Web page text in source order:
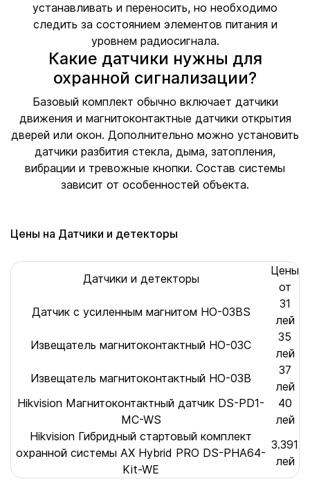
устанавливать и переносить, но необходимо
следить за состоянием элементов питания и
уровнем радиосигнала.
Какие датчики нужны для
охранной сигнализации?
Базовый комплект обычно включает датчики
движения и магнитоконтактные датчики открытия
дверей или окон. Дополнительно можно установить
датчики разбития стекла, дыма, затопления,
вибрации и тревожные кнопки. Состав системы
зависит от особенностей объекта.
Цены на Датчики и детекторы
Датчики и детекторы
Цены
от
Датчик с усиленным магнитом HO-03BS
31
лей
Извещатель магнитоконтактный HO-03C
35
лей
Извещатель магнитоконтактный HO-03B
37
лей
Hikvision Магнитоконтактный датчик DS-PD1-
MC-WS
40
лей
Hikvision Гибридный стартовый комплект
охранной системы AX Hybrid PRO DS-PHA64-
Kit-WE
3.391
лей